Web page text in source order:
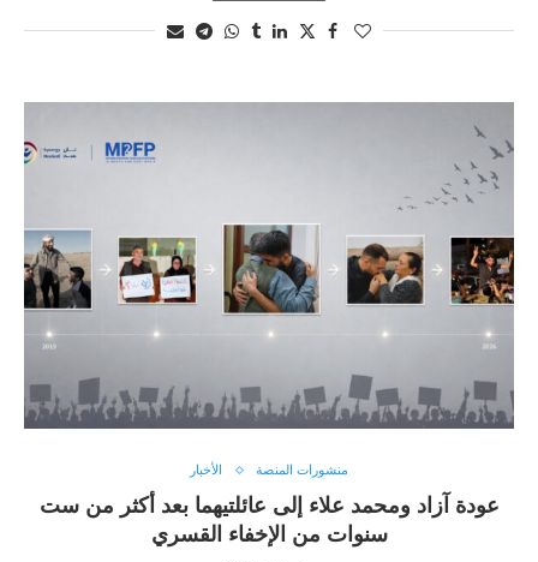
منشورات المنصة الأخبار
عودة آزاد ومحمد علاء إلى عائلتيهما بعد أكثر من ست
سنوات من الإخفاء القسري